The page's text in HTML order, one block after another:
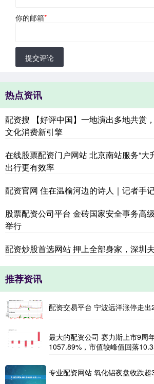
你的邮箱*
提交评论
热点资讯
配资搜 【好评中国】一地演出多地共赏
文化消费新引擎
在线股票配资门户网站 北京南站服务“大
出行更有效率
配资官网 住在温榆河边的诗人｜记者手
股票配资公司平台 金砖国家安全事务高
举行
配资炒股首选网站 押上全部身家，深圳
推荐资讯
配资交易平台 宁波远洋涨停走出
最大的配资公司 赛力斯上市9周
1057.89%，市值较峰值回落
专业配资网站 氧化铝夜盘收跌超